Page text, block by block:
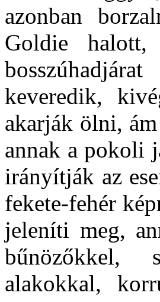
azonban
Goldie halott,
keveredik,
akarják ölni,
annak a pokoli
irányítják az
fekete-fehér
jeleníti meg,
bűnözőkkel,
alakokkal,